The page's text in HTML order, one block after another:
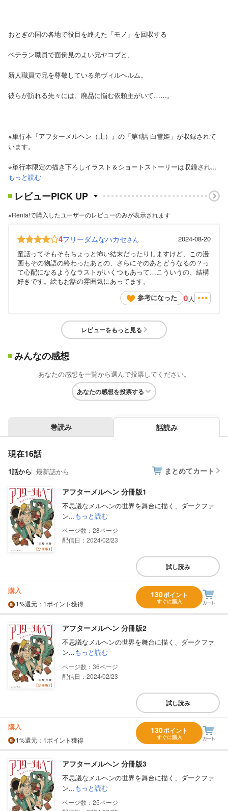
おとぎの国の各地で役目を終えた「モノ」を回収する
ベテラン職員で面倒見のよい兄ヤコブと、
新人職員で兄を尊敬している弟ヴィルヘルム。
彼らが訪れる先々には、廃品に悩む依頼主がいて……。
※単行本『アフターメルヘン（上）』の「第1話 白雪姫」が収録されて
います。
※単行本限定の描き下ろしイラスト＆ショートストーリーは収録され...
もっと読む
レビューPICK UP
※Renta!で購入したユーザーのレビューのみが表示されます
4フリーダムなハカセさん
2024-08-20
童話ってそもそもちょっと怖い結末だったりしますけど、この漫
画もその物語の終わったあとの、さらにそのあとどうなるの？っ
て心配になるようなラストがいくつもあって…こういうの、結構
好きです。絵もお話の雰囲気にあってます。
参考になった
0 人
レビューをもっと見る
みんなの感想
あなたの感想を一覧から選んで投票してください。
あなたの感想を投票する
巻読み 話読み
現在16話
1話から 最新話から まとめてカート
アフターメルヘン 分冊版1
不思議なメルヘンの世界を舞台に描く、ダークファ
ン...もっと読む
28
配信日：2024/02/23
試し読み
購入
1%還元 ：1ポイント獲得
130ポイント
すぐに購入
アフターメルヘン 分冊版2
不思議なメルヘンの世界を舞台に描く、ダークファ
ン...もっと読む
36
配信日：2024/02/23
試し読み
購入
1%還元 ：1ポイント獲得
130ポイント
すぐに購入
アフターメルヘン 分冊版3
不思議なメルヘンの世界を舞台に描く、ダークファ
ン...もっと読む
25